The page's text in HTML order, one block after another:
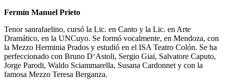
Fermín Manuel Prieto
Tenor sanrafaelino, cursó la Lic. en Canto y la Lic. en Arte
Dramático, en la UNCuyo. Se formó vocalmente, en Mendoza, con
la Mezzo Herminia Prados y estudió en el ISA Teatro Colón. Se ha
perfeccionado con Bruno D‘Astoli, Sergio Giai, Salvatore Caputo,
Jorge Parodi, Waldo Sciammarella, Susana Cardonnet y con la
famosa Mezzo Teresa Berganza.